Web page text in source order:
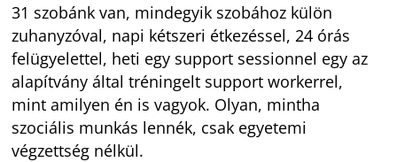
31 szobánk van, mindegyik szobához külön
zuhanyzóval, napi kétszeri étkezéssel, 24 órás
felügyelettel, heti egy support sessionnel egy az
alapítvány által tréningelt support workerrel,
mint amilyen én is vagyok. Olyan, mintha
szociális munkás lennék, csak egyetemi
végzettség nélkül.